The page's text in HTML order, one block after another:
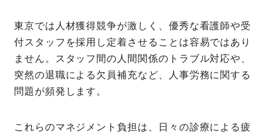
東京では人材獲得競争が激しく、優秀な看護師や受
付スタッフを採用し定着させることは容易ではあり
ません。スタッフ間の人間関係のトラブル対応や、
突然の退職による欠員補充など、人事労務に関する
問題が頻発します。
これらのマネジメント負担は、日々の診療による疲